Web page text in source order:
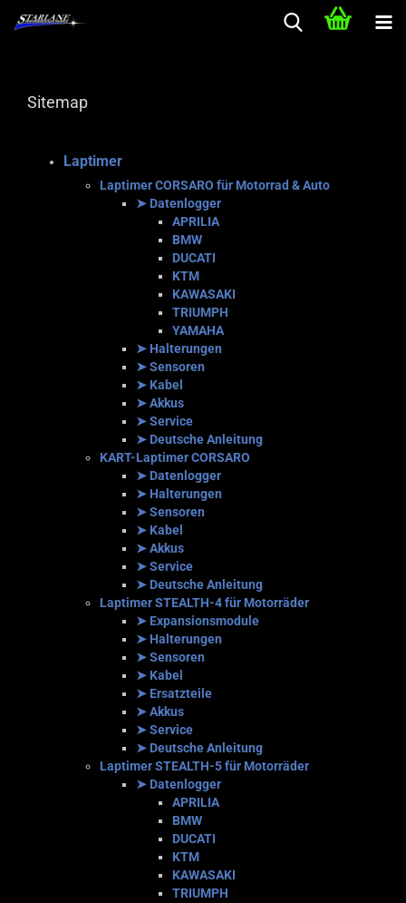
Sitemap
Laptimer
Laptimer CORSARO für Motorrad & Auto
➤ Datenlogger
APRILIA
BMW
DUCATI
KTM
KAWASAKI
TRIUMPH
YAMAHA
➤ Halterungen
➤ Sensoren
➤ Kabel
➤ Akkus
➤ Service
➤ Deutsche Anleitung
KART-Laptimer CORSARO
➤ Datenlogger
➤ Halterungen
➤ Sensoren
➤ Kabel
➤ Akkus
➤ Service
➤ Deutsche Anleitung
Laptimer STEALTH-4 für Motorräder
➤ Expansionsmodule
➤ Halterungen
➤ Sensoren
➤ Kabel
➤ Ersatzteile
➤ Akkus
➤ Service
➤ Deutsche Anleitung
Laptimer STEALTH-5 für Motorräder
➤ Datenlogger
APRILIA
BMW
DUCATI
KTM
KAWASAKI
TRIUMPH